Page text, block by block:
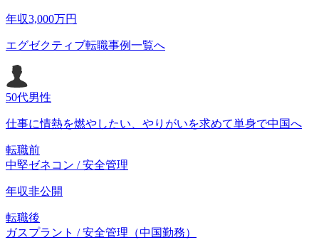
年収3,000万円
エグゼクティブ転職事例一覧へ
50代男性
仕事に情熱を燃やしたい、やりがいを求めて単身で中国へ
転職前
中堅ゼネコン / 安全管理
年収非公開
転職後
ガスプラント / 安全管理（中国勤務）